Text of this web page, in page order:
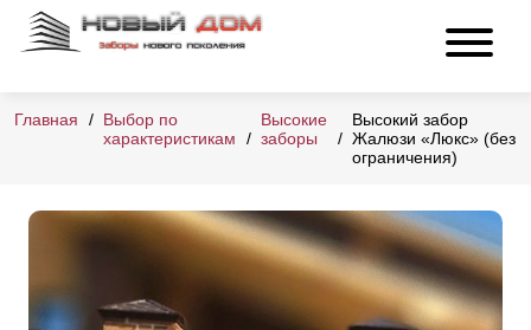
Главная
Выбор по
характеристикам
Высокие
заборы
Высокий забор
Жалюзи «Люкс» (без
ограничения)